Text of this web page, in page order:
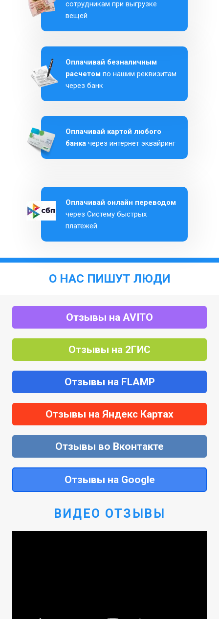
Оплачивай онлайн переводом
через Систему быстрых
платежей
Оплачивай картой любого
банка через интернет эквайринг
Оплачивай безналичным
расчетом по нашим реквизитам
через банк
сотрудникам при выгрузке
вещей
О НАС ПИШУТ ЛЮДИ
Отзывы на AVITO
Отзывы на 2ГИС
Отзывы на FLAMP
Отзывы на Яндекс Картах
Отзывы во Вконтакте
Отзывы на Google
ВИДЕО ОТЗЫВЫ